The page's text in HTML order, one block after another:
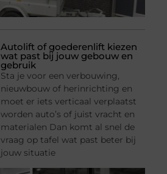
Autolift of goederenlift kiezen
wat past bij jouw gebouw en
gebruik
Sta je voor een verbouwing,
nieuwbouw of herinrichting en
moet er iets verticaal verplaatst
worden auto’s of juist vracht en
materialen Dan komt al snel de
vraag op tafel wat past beter bij
jouw situatie